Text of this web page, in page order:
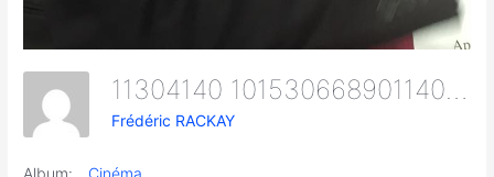
11304140 10153066890114079 1303041077 N
Frédéric RACKAY
Album:
Cinéma